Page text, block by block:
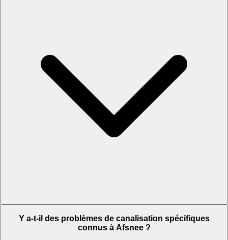
Y a-t-il des problèmes de canalisation spécifiques
connus à Afsnee ?